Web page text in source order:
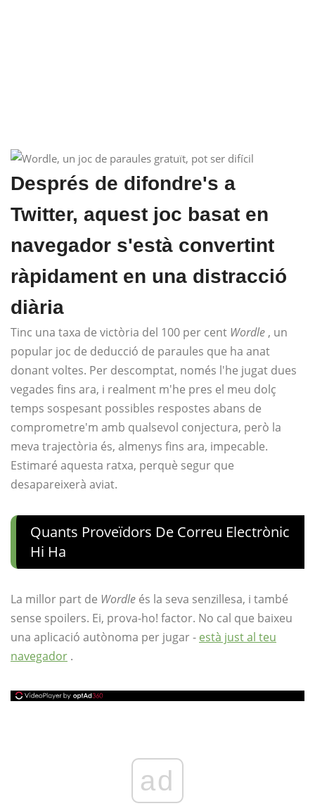
Després de difondre's a
Twitter, aquest joc basat en
navegador s'està convertint
ràpidament en una distracció
diària
Tinc una taxa de victòria del 100 per cent Wordle , un
popular joc de deducció de paraules que ha anat
donant voltes. Per descomptat, només l'he jugat dues
vegades fins ara, i realment m'he pres el meu dolç
temps sospesant possibles respostes abans de
comprometre'm amb qualsevol conjectura, però la
meva trajectòria és, almenys fins ara, impecable.
Estimaré aquesta ratxa, perquè segur que
desapareixerà aviat.
Quants Proveïdors De Correu Electrònic
Hi Ha
La millor part de Wordle és la seva senzillesa, i també
sense spoilers. Ei, prova-ho! factor. No cal que baixeu
una aplicació autònoma per jugar - està just al teu
navegador .
ad